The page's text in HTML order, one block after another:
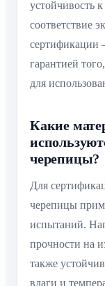
устойчивость
соответствие
сертификации
гарантией
для
Какие
черепицы?
Для
черепицы
испытаний.
прочности на
также
влаги и